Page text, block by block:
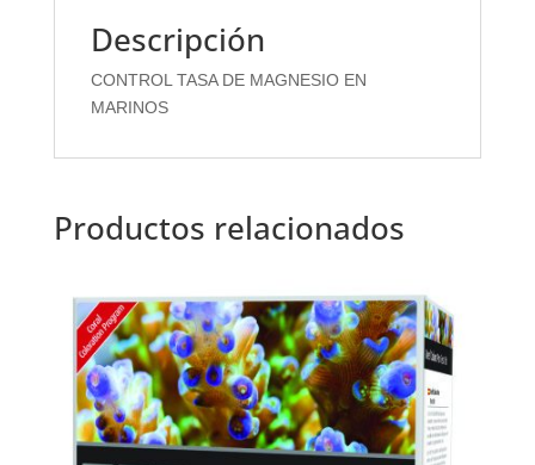
Descripción
CONTROL TASA DE MAGNESIO EN
MARINOS
Productos relacionados